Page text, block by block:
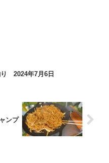
り 2024年7月6日
ンプ